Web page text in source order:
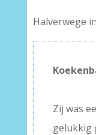
Halverwege
Zij was
gelukkig